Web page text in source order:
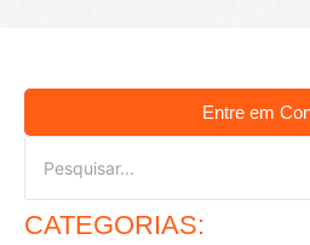
Entre em
CATEGORIAS: